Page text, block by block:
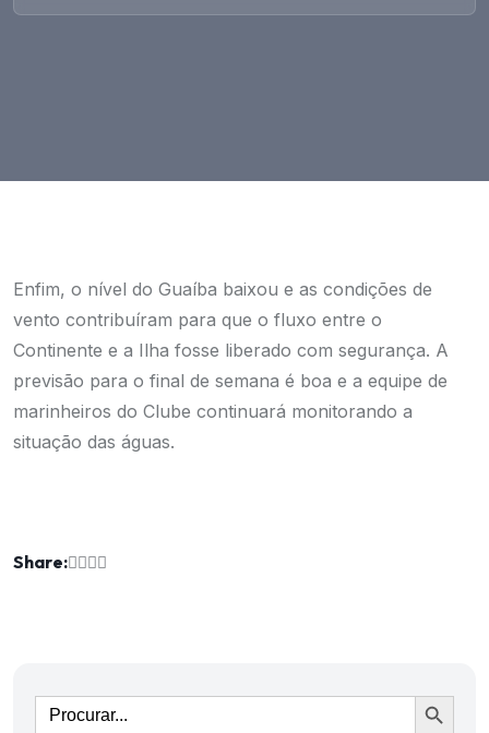
Enfim, o nível do Guaíba baixou e as condições de
vento contribuíram para que o fluxo entre o
Continente e a Ilha fosse liberado com segurança. A
previsão para o final de semana é boa e a equipe de
marinheiros do Clube continuará monitorando a
situação das águas.
Share:
Ir